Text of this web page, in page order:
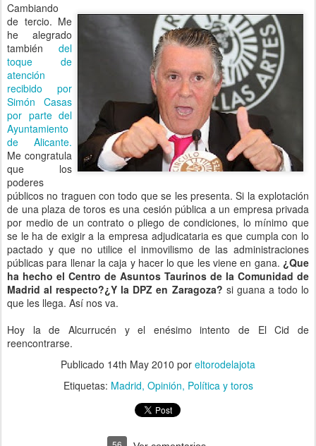
Cambiando
de tercio. Me
he alegrado
también del
toque de
atención
recibido por
Simón Casas
por parte del
Ayuntamiento
de Alicante.
Me congratula
que los
poderes
públicos no traguen con todo que se les presenta. Si la explotación
de una plaza de toros es una cesión pública a un empresa privada
por medio de un contrato o pliego de condiciones, lo mínimo que
se le ha de exigir a la empresa adjudicataria es que cumpla con lo
pactado y que no utilice el inmovilismo de las administraciones
públicas para llenar la caja y hacer lo que les viene en gana. ¿Que
ha hecho el Centro de Asuntos Taurinos de la Comunidad de
Madrid al respecto?¿Y la DPZ en Zaragoza? si guana a todo lo
que les llega. Así nos va.
Hoy la de Alcurrucén y el enésimo intento de El Cid de
reencontrarse.
Publicado 14th May 2010 por eltorodelajota
Etiquetas: Madrid Opinión Política y toros